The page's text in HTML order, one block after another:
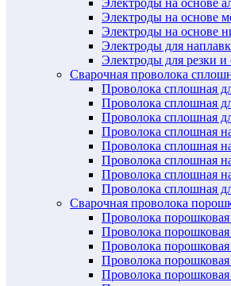
Электроды на основе
Электроды на основе
Электроды на основе
Электроды для
Электроды для резки и
Сварочная проволока
Проволока сплошная
Проволока сплошная
Проволока сплошная
Проволока сплошная
Проволока сплошная
Проволока сплошная
Проволока сплошная
Проволока сплошная
Сварочная проволока
Проволока порошковая
Проволока
Проволока
Проволока
Проволока порошковая